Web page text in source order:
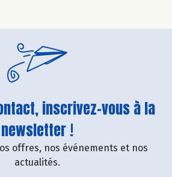
inscrivez-vous à la
newsletter !
offres, nos événements et nos
actualités.